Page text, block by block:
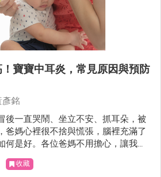
寶寶中耳炎，常見原因與預防
彥銘
後一直哭鬧、坐立不安、抓耳朵，被
爸媽心裡很不捨與慌張，腦裡充滿了
何是好。各位爸媽不用擔心，讓我們
且知道該怎麼好好幫助寶寶。
收藏